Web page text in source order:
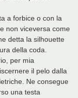
a forbice o con la
non viceversa come
detta la silhouette
della coda.
per mia
il pelo dalla
Ne consegue
una testa